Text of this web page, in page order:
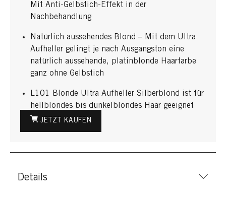
Mit Anti-Gelbstich-Effekt in der
Nachbehandlung
Natürlich aussehendes Blond – Mit dem Ultra
Aufheller gelingt je nach Ausgangston eine
natürlich aussehende, platinblonde Haarfarbe
ganz ohne Gelbstich
L101 Blonde Ultra Aufheller Silberblond ist für
hellblondes bis dunkelblondes Haar geeignet
JETZT KAUFEN
Details